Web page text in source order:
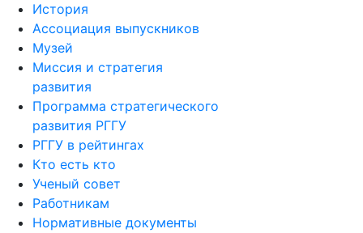
История
Ассоциация выпускников
Музей
Миссия и стратегия
развития
Программа стратегического
развития РГГУ
РГГУ в рейтингах
Кто есть кто
Ученый совет
Работникам
Нормативные документы